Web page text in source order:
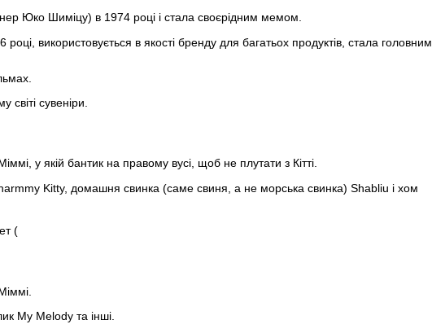
Юко Шиміцу) в 1974 році і стала своєрідним мемом.
використовується в якості бренду для багатьох продуктів, стала головним
світі сувеніри.
у якій бантик на правому вусі, щоб не плутати з Кітті.
Kitty, домашня свинка (саме свиня, а не морська свинка) Shabliu і хом
(
My Melody та інші.